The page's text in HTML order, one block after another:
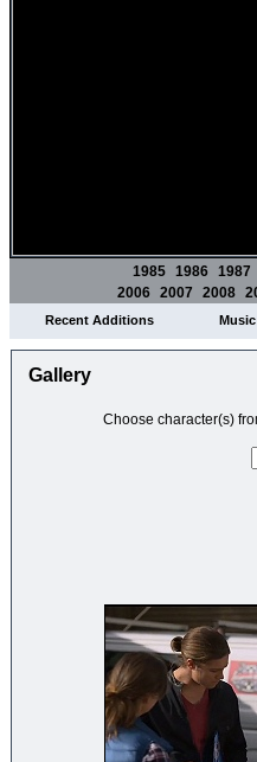
1985 1986 1987
2006 2007 2008
Recent Additions Music
Gallery
Choose character(s)